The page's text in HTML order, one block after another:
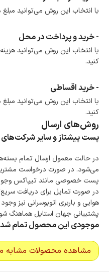
ضمانت اصالت کالا
گارانتی معتبر برای
با انتخاب این روش می‌توانید
- خرید و پرداخت در محل
با انتخاب این روش می‌توانید
کنید.
- خرید اقساطی
با انتخاب این روش می‌توانید
کنید.
روش‌های ارسال
پست پیشتاز و سایر
در حالت معمول ارسال تمام
می‌شود. در صورت درخواست
پست خصوصی مانند تیپاکس
در صورت تمایل برای دریافت
هوایی و باربری اتوبوسرانی نیز
پشتیبانی جهان استایل هماهنگ
موجودی این محصول تمام
مشاهده محصولات مشابه